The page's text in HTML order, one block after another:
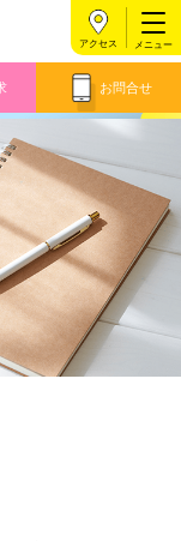
お問合せ
アクセス